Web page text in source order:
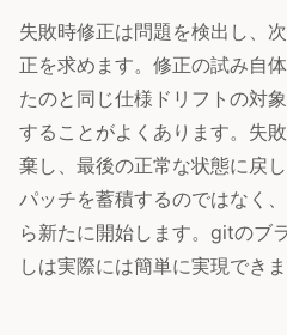
失敗時修正は問題を検出し、
正を求めます。修正の試み自
たのと同じ仕様ドリフトの対
することがよくあります。失
棄し、最後の正常な状態に戻
パッチを蓄積するのではなく
ら新たに開始します。gitのブ
しは実際には簡単に実現できま